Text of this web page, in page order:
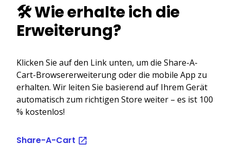
🛠️ Wie erhalte ich die
Erweiterung?
Klicken Sie auf den Link unten, um die Share-A-
Cart-Browsererweiterung oder die mobile App zu
erhalten. Wir leiten Sie basierend auf Ihrem Gerät
automatisch zum richtigen Store weiter – es ist 100
% kostenlos!
Share-A-Cart